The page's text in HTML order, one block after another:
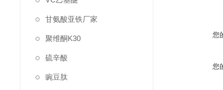
甘氨酸亚铁厂家
聚维酮K30
硫辛酸
豌豆肽
您
您